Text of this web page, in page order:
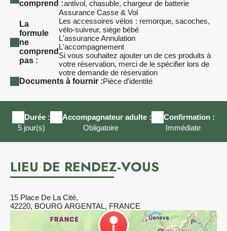
comprend :antivol, chasuble, chargeur de batterie
La
formule
ne
comprend
pas :
Assurance Casse & Vol
Les accessoires vélos : remorque, sacoches,
vélo-suiveur, siège bébé
L'assurance Annulation
L'accompagnement
Si vous souhaitez ajouter un de ces produits à
votre réservation, merci de le spécifier lors de
votre demande de réservation
Documents à fournir :Pièce d'identité
Durée :
5 jour(s)
Accompagnateur adulte :
Obligatoire
Confirmation :
Immédiate
LIEU DE RENDEZ-VOUS
15 Place De La Cité,
42220, BOURG ARGENTAL, FRANCE